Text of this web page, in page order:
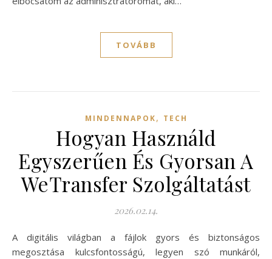
TOVÁBB
MINDENNAPOK, TECH
Hogyan Használd
Egyszerűen És Gyorsan A
WeTransfer Szolgáltatást
2026.02.14.
A digitális világban a fájlok gyors és biztonságos
megosztása kulcsfontosságú, legyen szó munkáról,